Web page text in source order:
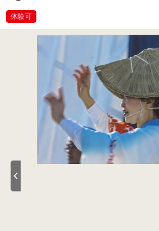
体験可